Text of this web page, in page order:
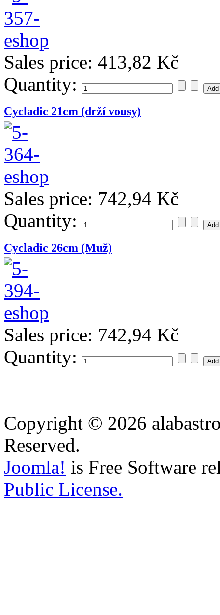
Sales price: 413,82 Kč
Quantity:
Cycladic 21cm (drží vousy)
Sales price: 742,94 Kč
Quantity:
Cycladic 26cm (Muž)
Sales price: 742,94 Kč
Quantity:
Copyright © 2026
Reserved.
Joomla! is Free Software
Public License.